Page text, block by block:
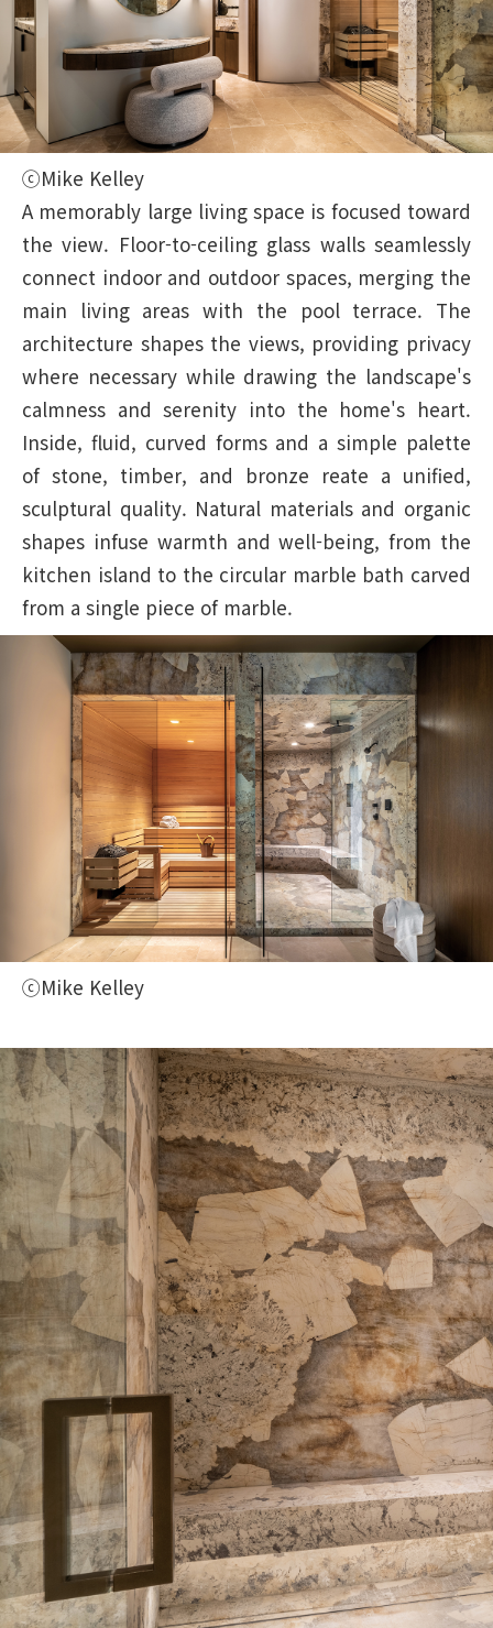
ⓒMike Kelley
A memorably large living space is focused toward
the view. Floor-to-ceiling glass walls seamlessly
connect indoor and outdoor spaces, merging the
main living areas with the pool terrace. The
architecture shapes the views, providing privacy
where necessary while drawing the landscape's
calmness and serenity into the home's heart.
Inside, fluid, curved forms and a simple palette
of stone, timber, and bronze reate a unified,
sculptural quality. Natural materials and organic
shapes infuse warmth and well-being, from the
kitchen island to the circular marble bath carved
from a single piece of marble.
ⓒMike Kelley